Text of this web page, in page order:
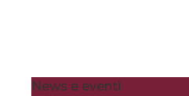
News e eventi